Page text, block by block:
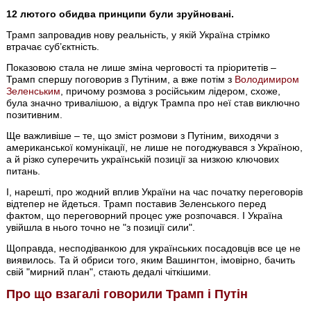
12 лютого обидва принципи були зруйновані.
Трамп запровадив нову реальність, у якій Україна стрімко
втрачає суб’єктність.
Показовою стала не лише зміна черговості та пріоритетів –
Трамп спершу поговорив з Путіним, а вже потім з Володимиром
Зеленським , причому розмова з російським лідером, схоже,
була значно тривалішою, а відгук Трампа про неї став виключно
позитивним.
Ще важливіше – те, що зміст розмови з Путіним, виходячи з
американської комунікації, не лише не погоджувався з Україною,
а й різко суперечить українській позиції за низкою ключових
питань.
І, нарешті, про жодний вплив України на час початку переговорів
відтепер не йдеться. Трамп поставив Зеленського перед
фактом, що переговорний процес уже розпочався. І Україна
увійшла в нього точно не "з позиції сили".
Щоправда, несподіванкою для українських посадовців все це не
виявилось. Та й обриси того, яким Вашингтон, імовірно, бачить
свій "мирний план", стають дедалі чіткішими.
Про що взагалі говорили Трамп і Путін